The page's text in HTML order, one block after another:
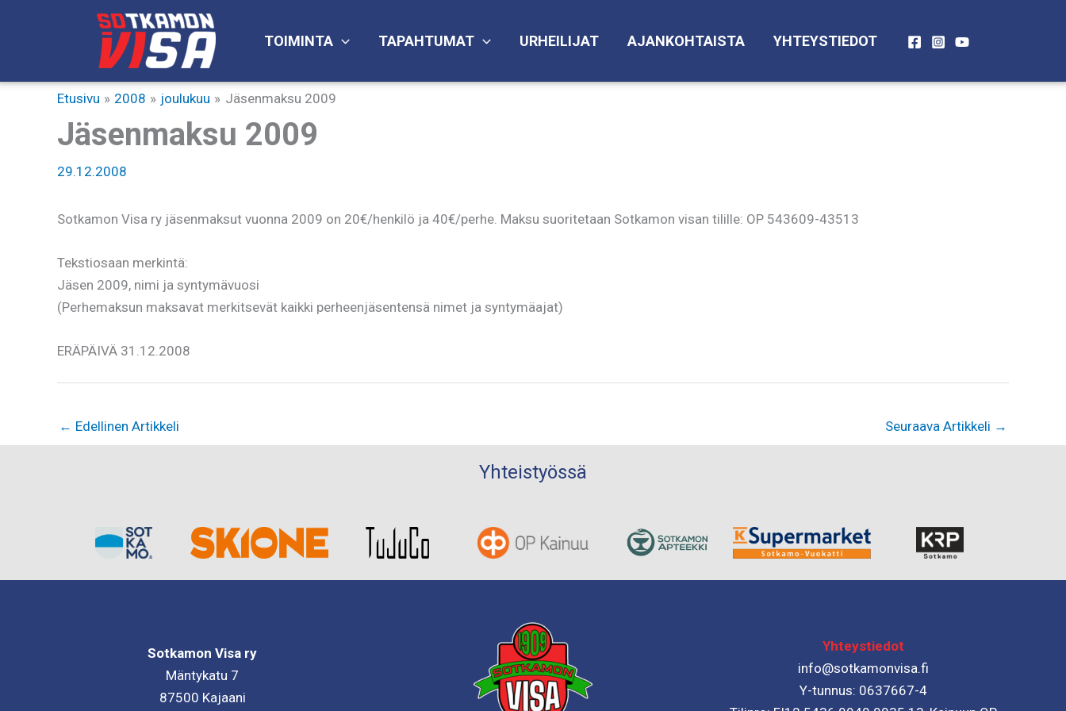
TOIMINTA TAPAHTUMAT URHEILIJAT AJANKOHTAISTA YHTEYSTIEDOT
Etusivu 2008 joulukuu Jäsenmaksu 2009
Jäsenmaksu 2009
29.12.2008
Sotkamon Visa ry jäsenmaksut vuonna 2009 on 20€/henkilö ja 40€/perhe. Maksu suoritetaan Sotkamon visan tilille: OP 543609-43513
Tekstiosaan merkintä:
Jäsen 2009, nimi ja syntymävuosi
(Perhemaksun maksavat merkitsevät kaikki perheenjäsentensä nimet ja syntymäajat)
ERÄPÄIVÄ 31.12.2008
← Edellinen Artikkeli Seuraava Artikkeli →
Yhteistyössä
Sotkamon Visa ry
Mäntykatu 7
87500 Kajaani
Yhteystiedot
info@sotkamonvisa.fi
Y-tunnus: 0637667-4